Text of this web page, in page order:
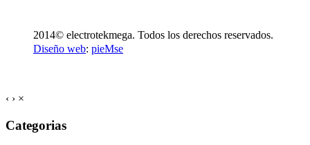
2014© electrotekmega. Todos los derechos reservados.
Diseño web: pieMse
‹ › ×
Categorias